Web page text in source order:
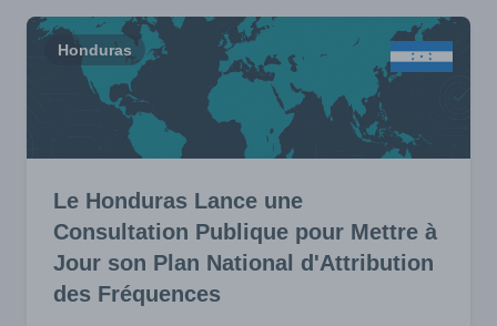
Honduras
Le Honduras Lance une
Consultation Publique pour Mettre à
Jour son Plan National d'Attribution
des Fréquences